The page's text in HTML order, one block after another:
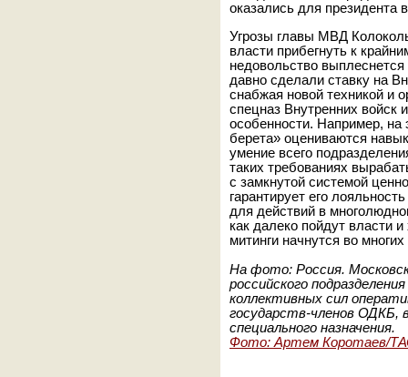
оказались для президента
Угрозы главы МВД
власти прибегнуть к
недовольство
давно сделали ставку на
снабжая новой техникой и
спецназ Внутренних войск
особенности. Например, на
берета» оцениваются
умение всего
таких требованиях
с замкнутой системой
гарантирует его
для действий в
как далеко пойдут власти
митинги начнутся во
На фото: Россия.
российского
коллективных сил
государств-членов ОДКБ,
специального назначения.
Фото: Артем Коротаев/